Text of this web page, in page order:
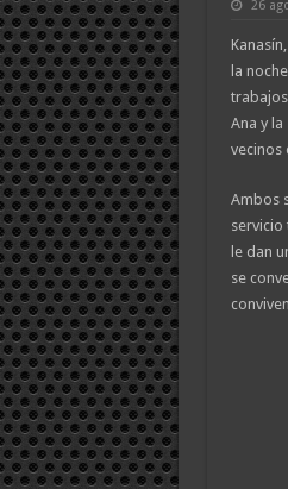
26
la
Ana y
vecinos
Ambos
servicio
le dan
se